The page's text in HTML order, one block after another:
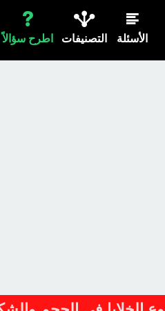
الأسئلة التصنيفات اطرح سؤالاً